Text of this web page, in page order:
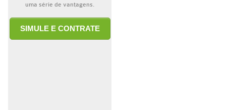
uma série de vantagens.
SIMULE E CONTRATE